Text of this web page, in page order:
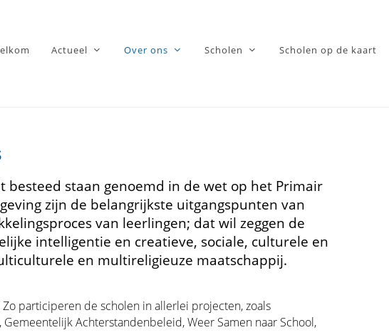
Actueel Over ons Scholen Scholen op de kaart
staan genoemd in de wet op het Primair
zijn de belangrijkste uitgangspunten van
van leerlingen; dat wil zeggen de
intelligentie en creatieve, sociale, culturele en
en multireligieuze maatschappij.
participeren de scholen in allerlei projecten, zoals
Achterstandenbeleid, Weer Samen naar School,